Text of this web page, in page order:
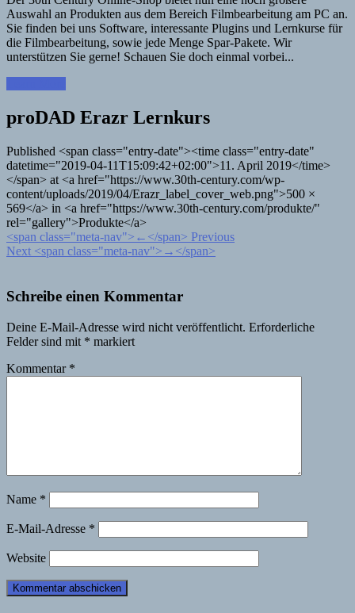
Auswahl an Produkten aus dem Bereich Filmbearbeitung am PC an.
Sie finden bei uns Software, interessante Plugins und Lernkurse für
die Filmbearbeitung, sowie jede Menge Spar-Pakete. Wir
unterstützen Sie gerne! Schauen Sie doch einmal vorbei...
proDAD Erazr Lernkurs
Published <span class="entry-date"><time class="entry-date"
datetime="2019-04-11T15:09:42+02:00">11. April 2019</time>
</span> at <a href="https://www.30th-century.com/wp-
content/uploads/2019/04/Erazr_label_cover_web.png">500 ×
569</a> in <a href="https://www.30th-century.com/produkte/"
rel="gallery">Produkte</a>
<span class="meta-nav">←</span> Previous
Next <span class="meta-nav">→</span>
Schreibe einen Kommentar
Deine E-Mail-Adresse wird nicht veröffentlicht. Erforderliche
Felder sind mit * markiert
Kommentar *
Name *
E-Mail-Adresse *
Website